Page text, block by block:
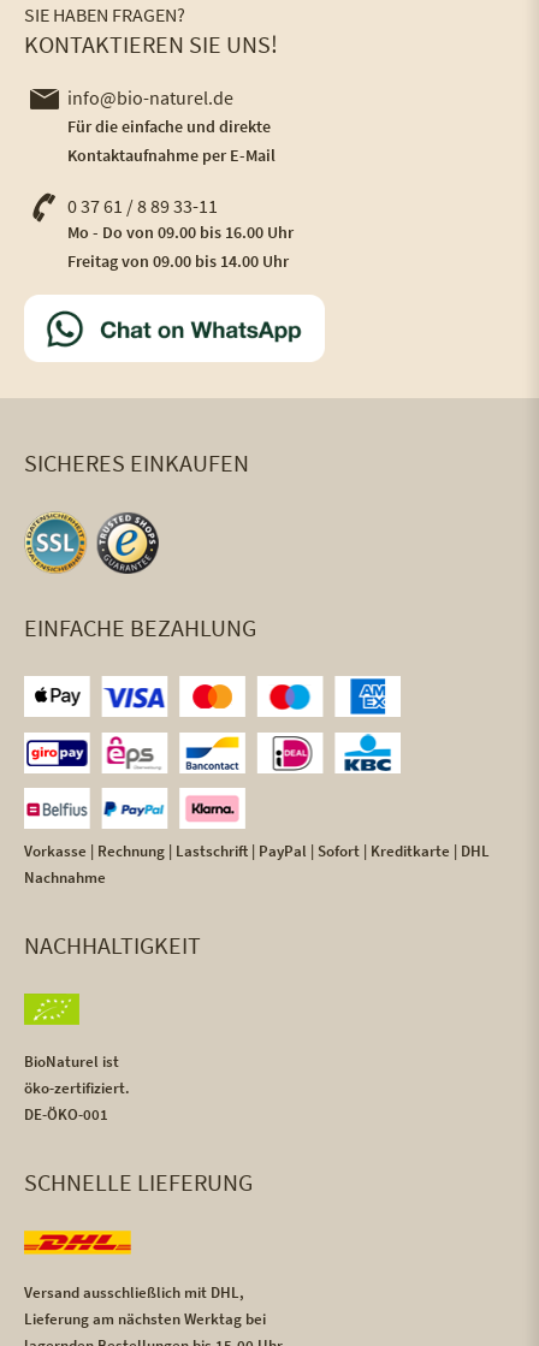
SIE HABEN FRAGEN?
KONTAKTIEREN SIE UNS!
info@bio-naturel.de
Für die einfache und direkte
Kontaktaufnahme per E-Mail
0 37 61 / 8 89 33-11
Mo - Do von 09.00 bis 16.00 Uhr
Freitag von 09.00 bis 14.00 Uhr
SICHERES EINKAUFEN
EINFACHE BEZAHLUNG
Vorkasse | Rechnung | Lastschrift | PayPal | Sofort | Kreditkarte | DHL
Nachnahme
NACHHALTIGKEIT
BioNaturel ist
öko-zertifiziert.
DE-ÖKO-001
SCHNELLE LIEFERUNG
Versand ausschließlich mit DHL,
Lieferung am nächsten Werktag bei